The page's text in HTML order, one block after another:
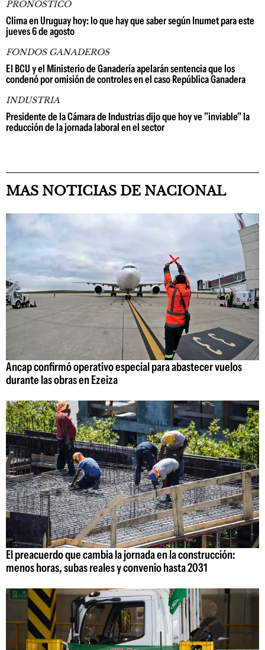
PRONÓSTICO
Clima en Uruguay hoy: lo que hay que saber según Inumet para este
jueves 6 de agosto
FONDOS GANADEROS
El BCU y el Ministerio de Ganadería apelarán sentencia que los
condenó por omisión de controles en el caso República Ganadera
INDUSTRIA
Presidente de la Cámara de Industrias dijo que hoy ve "inviable" la
reducción de la jornada laboral en el sector
MAS NOTICIAS DE NACIONAL
Ancap confirmó operativo especial para abastecer vuelos
durante las obras en Ezeiza
El preacuerdo que cambia la jornada en la construcción:
menos horas, subas reales y convenio hasta 2031